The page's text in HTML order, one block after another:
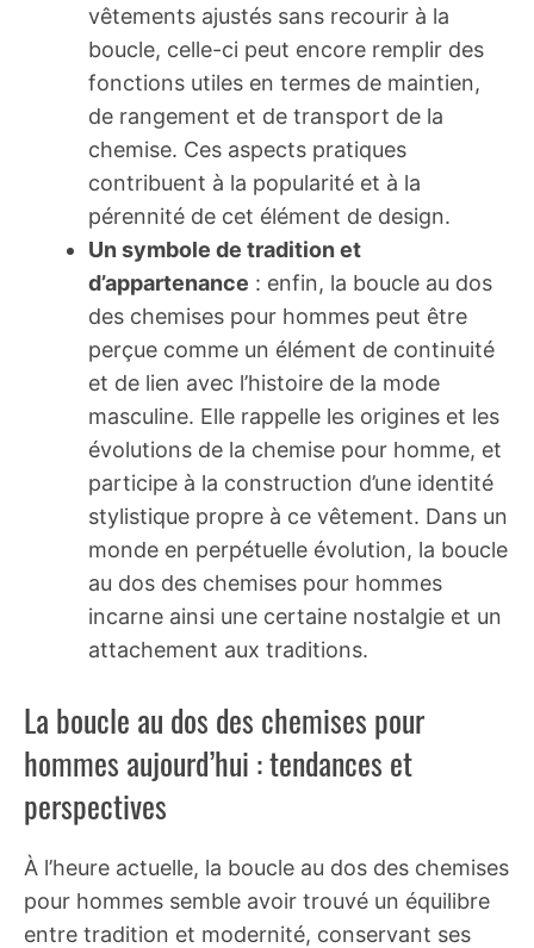
vêtements ajustés sans recourir à la
boucle, celle-ci peut encore remplir des
fonctions utiles en termes de maintien,
de rangement et de transport de la
chemise. Ces aspects pratiques
contribuent à la popularité et à la
pérennité de cet élément de design.
Un symbole de tradition et
d’appartenance : enfin, la boucle au dos
des chemises pour hommes peut être
perçue comme un élément de continuité
et de lien avec l’histoire de la mode
masculine. Elle rappelle les origines et les
évolutions de la chemise pour homme, et
participe à la construction d’une identité
stylistique propre à ce vêtement. Dans un
monde en perpétuelle évolution, la boucle
au dos des chemises pour hommes
incarne ainsi une certaine nostalgie et un
attachement aux traditions.
La boucle au dos des chemises pour
hommes aujourd’hui : tendances et
perspectives
À l’heure actuelle, la boucle au dos des chemises
pour hommes semble avoir trouvé un équilibre
entre tradition et modernité, conservant ses